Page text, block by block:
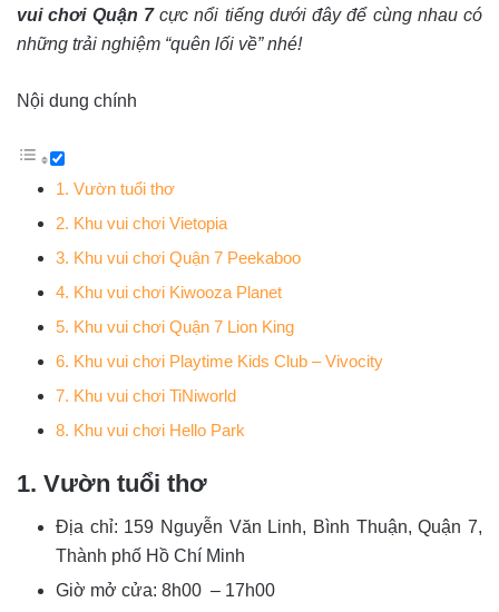
vui chơi Quận 7cực nổi tiếng dưới đây để cùng nhau có
những trải nghiệm “quên lối về” nhé!
Nội dung chính
1. Vườn tuổi thơ
2. Khu vui chơi Vietopia
3. Khu vui chơi Quận 7 Peekaboo
4. Khu vui chơi Kiwooza Planet
5. Khu vui chơi Quận 7 Lion King
6. Khu vui chơi Playtime Kids Club – Vivocity
7. Khu vui chơi TiNiworld
8. Khu vui chơi Hello Park
1. Vườn tuổi thơ
Địa chỉ: 159 Nguyễn Văn Linh, Bình Thuận, Quận 7,
Thành phố Hồ Chí Minh
Giờ mở cửa: 8h00 – 17h00